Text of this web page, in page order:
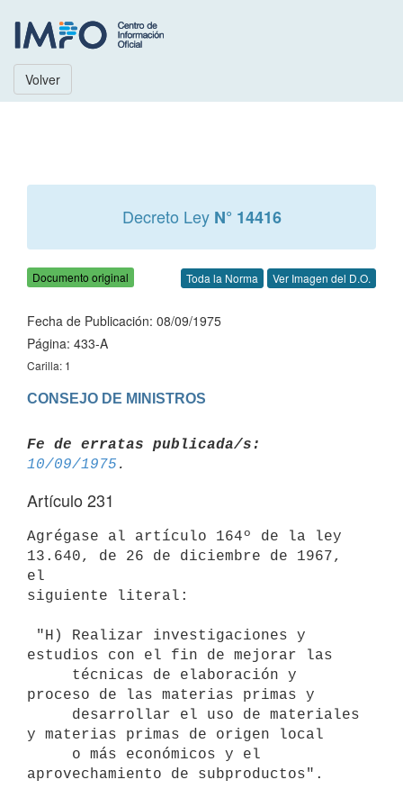
Volver
Decreto Ley N° 14416
Documento original Toda la Norma Ver Imagen del D.O.
Fecha de Publicación: 08/09/1975
Página: 433-A
Carilla: 1
CONSEJO DE MINISTROS
Fe de erratas publicada/s:
10/09/1975
Artículo 231
Agrégase al artículo 164º de la ley
13.640, de 26 de diciembre de 1967,
el
siguiente literal:
estudios con el fin de mejorar las
proceso de las materias primas y
y materias primas de origen local
aprovechamiento de subproductos".